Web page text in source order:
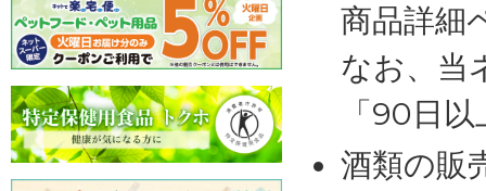
商品詳細
なお、当
「90日
酒類の販